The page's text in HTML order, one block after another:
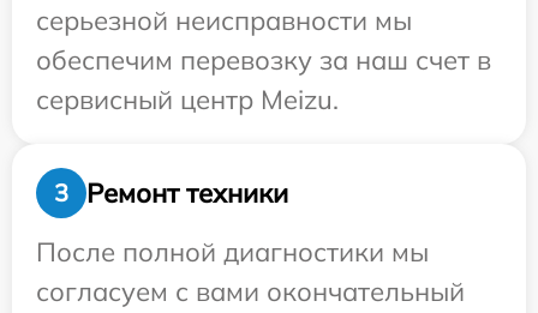
серьезной неисправности мы
обеспечим перевозку за наш счет в
сервисный центр Meizu.
3
Ремонт техники
После полной диагностики мы
согласуем с вами окончательный